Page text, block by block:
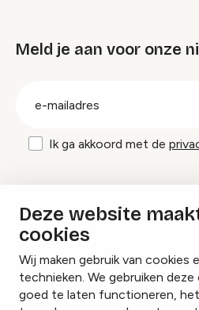
Deze website
cookies
Wij maken gebruik van cookies
technieken. We gebruiken
goed te laten functioneren,
Meld je aan voor onze
Ik ga akkoord met de
Inspiratie en tips om
organiseren?
Lees onze